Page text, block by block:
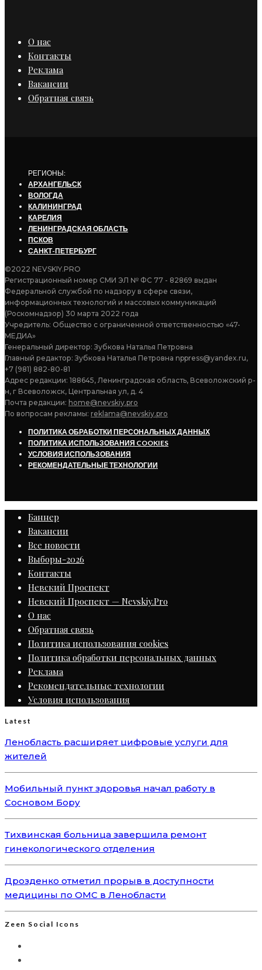
О нас
Контакты
Реклама
Вакансии
Обратная связь
РЕГИОНЫ:
АРХАНГЕЛЬСК
ВОЛОГДА
КАЛИНИНГРАД
КАРЕЛИЯ
ЛЕНИНГРАДСКАЯ ОБЛАСТЬ
ПСКОВ
САНКТ-ПЕТЕРБУРГ
©2022 NEVSKIY.PRO
Регистрационный номер СМИ ЭЛ № ФС 77 - 82869 выдан
Федеральной службой по надзору в сфере связи,
информационных технологий и массовых коммуникаций
(Роскомнадзор) 30 марта 2022 года
Учредитель: Общество с ограниченной ответственностью «47-
МЕДИА»
Генеральный директор: Зубкова Наталья Петровна
Главный редактор: Зубкова Наталья Петровна nppress@yandex.ru,
+7 (981) 882-80-81
Адрес редакции: 188645, Ленинградская область, Всеволожский р-
н, г Всеволожск, Центральная ул, д. 4
Почта редакции: home@nevskiy.pro
По вопросам рекламы: reklama@nevskiy.pro
ПОЛИТИКА ОБРАБОТКИ ПЕРСОНАЛЬНЫХ ДАННЫХ
ПОЛИТИКА ИСПОЛЬЗОВАНИЯ COOKIES
УСЛОВИЯ ИСПОЛЬЗОВАНИЯ
РЕКОМЕНДАТЕЛЬНЫЕ ТЕХНОЛОГИИ
Баннер
Вакансии
Все новости
Выборы-2026
Контакты
Невский Проспект
Невский Проспект — Nevskiy.Pro
О нас
Обратная связь
Политика использования cookies
Политика обработки персональных данных
Реклама
Рекомендательные технологии
Условия использования
Latest
Ленобласть расширяет цифровые услуги для
жителей
Мобильный пункт здоровья начал работу в
Сосновом Бору
Тихвинская больница завершила ремонт
гинекологического отделения
Дрозденко отметил прорыв в доступности
медицины по ОМС в Ленобласти
Zeen Social Icons